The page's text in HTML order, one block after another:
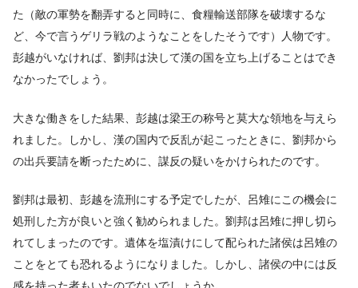
た（敵の軍勢を翻弄すると同時に、食糧輸送部隊を破壊するな
ど、今で言うゲリラ戦のようなことをしたそうです）人物です。
彭越がいなければ、劉邦は決して漢の国を立ち上げることはでき
なかったでしょう。
大きな働きをした結果、彭越は梁王の称号と莫大な領地を与えら
れました。しかし、漢の国内で反乱が起こったときに、劉邦から
の出兵要請を断ったために、謀反の疑いをかけられたのです。
劉邦は最初、彭越を流刑にする予定でしたが、呂雉にこの機会に
処刑した方が良いと強く勧められました。劉邦は呂雉に押し切ら
れてしまったのです。遺体を塩漬けにして配られた諸侯は呂雉の
ことをとても恐れるようになりました。しかし、諸侯の中には反